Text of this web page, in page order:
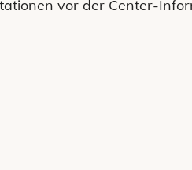
vor der Center-